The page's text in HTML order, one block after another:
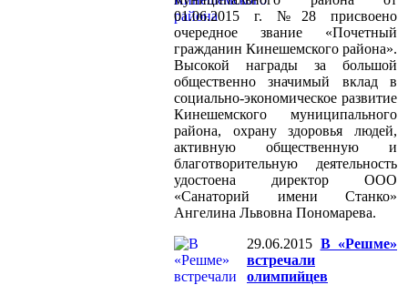
01.06.2015 г. №28 присвоено
очередное звание «Почетный
гражданин Кинешемского района».
Высокой награды за большой
общественно значимый вклад в
социально-экономическое развитие
Кинешемского муниципального
района, охрану здоровья людей,
активную общественную и
благотворительную деятельность
удостоена директор ООО
«Санаторий имени Станко»
Ангелина Львовна Пономарева.
29.06.2015 В «Решме»
встречали
олимпийцев